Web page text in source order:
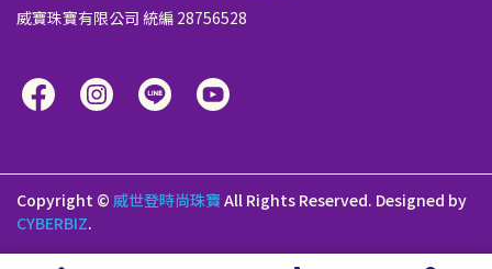
威寶珠寶有限公司 統編 28756528
Copyright © 威世登時尚珠寶 All Rights Reserved. Designed by
CYBERBIZ.